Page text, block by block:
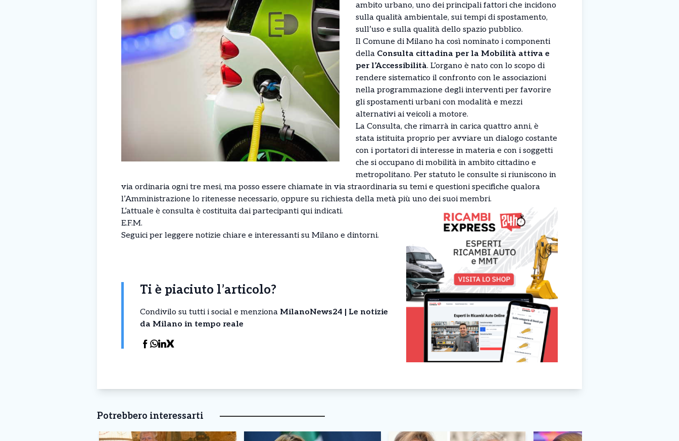
ambito urbano, uno dei principali fattori che incidono
sulla qualità ambientale, sui tempi di spostamento,
sull’uso e sulla qualità dello spazio pubblico.
Il Comune di Milano ha così nominato i componenti
della Consulta cittadina per la Mobilità attiva e
per l’Accessibilità. L’organo è nato con lo scopo di
rendere sistematico il confronto con le associazioni
nella programmazione degli interventi per favorire
gli spostamenti urbani con modalità e mezzi
alternativi ai veicoli a motore.
La Consulta, che rimarrà in carica quattro anni, è
stata istituita proprio per avviare un dialogo costante
con i portatori di interesse in materia e con i soggetti
che si occupano di mobilità in ambito cittadino e
metropolitano. Per statuto le consulte si riuniscono in
via ordinaria ogni tre mesi, ma posso essere chiamate in via straordinaria su temi e questioni specifiche qualora
l’Amministrazione lo ritenesse necessario, oppure su richiesta della metà più uno dei suoi membri.
L’attuale è consulta è costituita dai partecipanti qui indicati.
E.F.M.
Seguici per leggere notizie chiare e interessanti su Milano e dintorni.
Ti è piaciuto l’articolo?
Condivilo su tutti i social e menziona MilanoNews24 | Le notizie
da Milano in tempo reale
Potrebbero interessarti